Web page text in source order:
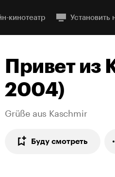
кинотеатр Установить
Привет из
2004)
Grüße aus Kaschmir
Буду смотреть